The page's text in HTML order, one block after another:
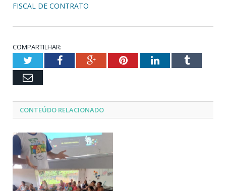
FISCAL DE CONTRATO
COMPARTILHAR:
TwitterFacebookGoogle+PinterestLinkedInTumblr
Email
CONTEÚDO RELACIONADO